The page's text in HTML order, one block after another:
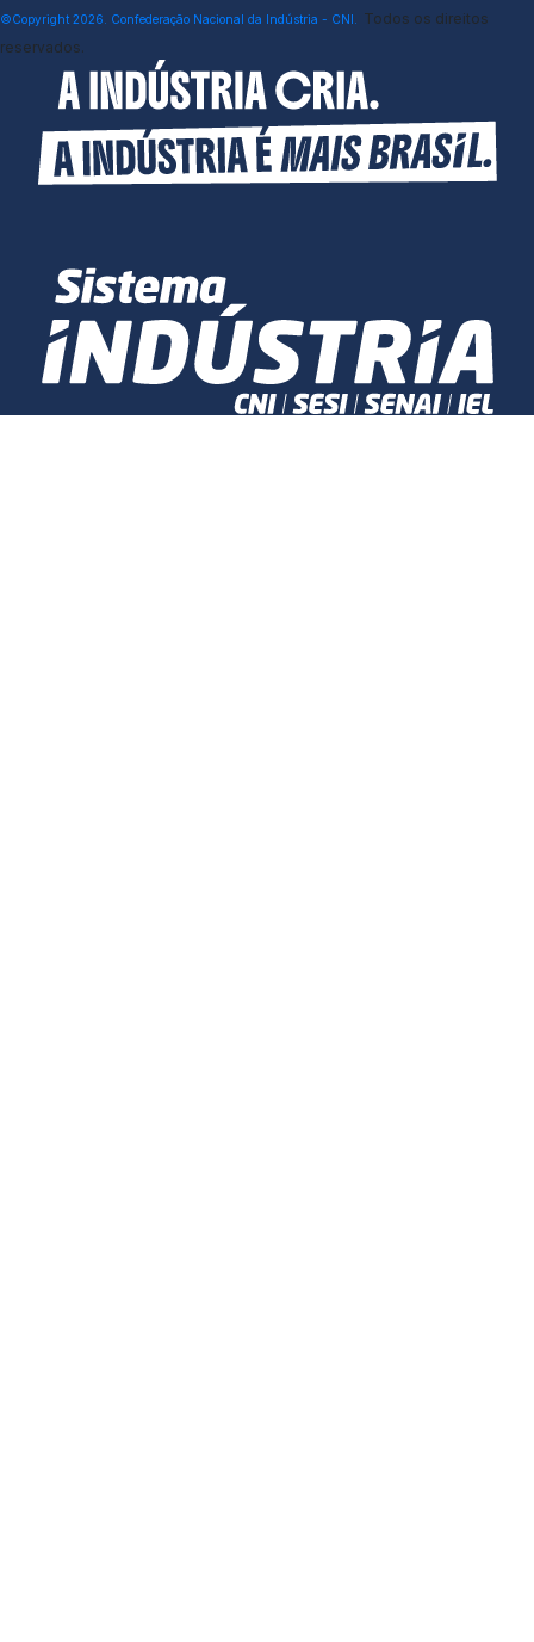
©Copyright 2026. Confederação Nacional da Indústria - CNI.
Todos os direitos
reservados.